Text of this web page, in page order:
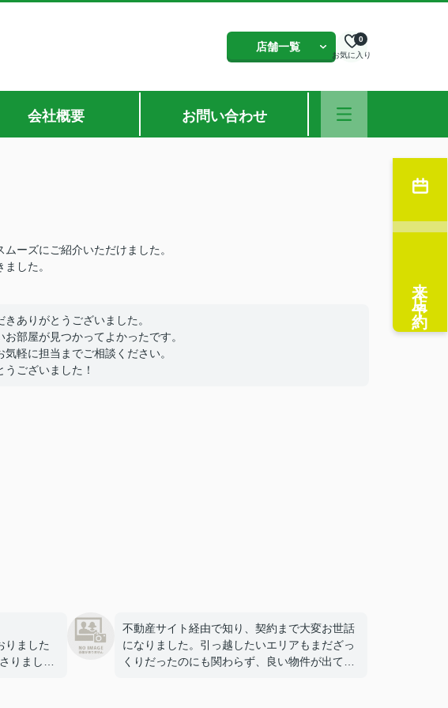
店舗一覧
お気に入り
0
会社概要 お問い合わせ
ーズにご紹介いただけました。
した。
ありがとうございました。
部屋が見つかってよかったです。
軽に担当までご相談ください。
ございました！
りました
りまし
ラインや
不動産サイト経由で知り、契約まで大変お世話
になりました。引っ越したいエリアもまだざっ
くりだったのにも関わらず、良い物件が出てき
来店予約